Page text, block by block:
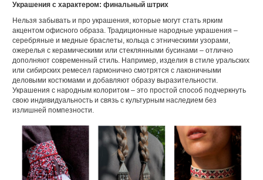
Украшения с характером: финальный штрих
Нельзя забывать и про украшения, которые могут стать ярким
акцентом офисного образа. Традиционные народные украшения –
серебряные и медные браслеты, кольца с этническими узорами,
ожерелья с керамическими или стеклянными бусинами – отлично
дополняют современный стиль. Например, изделия в стиле уральских
или сибирских ремесел гармонично смотрятся с лаконичными
деловыми костюмами и добавляют образу выразительности.
Украшения с народным колоритом – это простой способ подчеркнуть
свою индивидуальность и связь с культурным наследием без
излишней помпезности.